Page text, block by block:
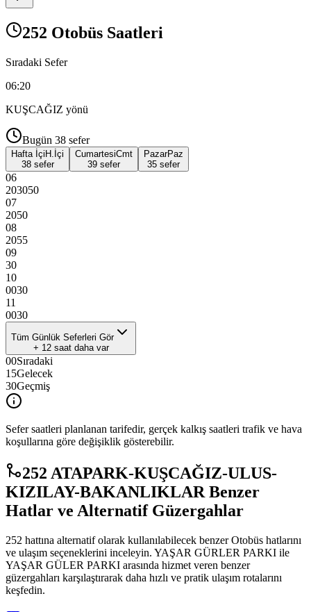
252 Otobüs Saatleri
Sıradaki Sefer
06:20
KUŞCAĞIZ yönü
Bugün 38 sefer
Hafta İçi H.İçi
38 sefer
CumartesiCmt
39 sefer
PazarPaz
35 sefer
06
203050
07
2050
08
2055
09
30
10
0030
11
0030
Tüm Günlük Seferleri Gör
+ 12saat daha var
00Sıradaki
15Gelecek
30Geçmiş
Sefer saatleri planlanan tarifedir, gerçek kalkış saatleri trafik ve hava
koşullarına göre değişiklik gösterebilir.
252 ATAPARK-KUŞCAĞIZ-ULUS-
KIZILAY-BAKANLIKLAR Benzer
Hatlar ve Alternatif Güzergahlar
252 hattına alternatif olarak kullanılabilecek benzer Otobüs hatlarını
ve ulaşım seçeneklerini inceleyin. YAŞAR GÜRLER PARKI ile
YAŞAR GÜLER PARKI arasında hizmet veren benzer
güzergahları karşılaştırarak daha hızlı ve pratik ulaşım rotalarını
keşfedin.